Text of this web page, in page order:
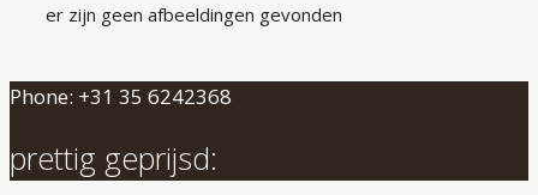
er zijn geen afbeeldingen gevonden
Phone: +31 35 6242368
prettig geprijsd: